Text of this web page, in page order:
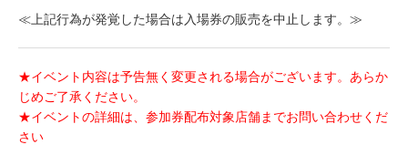
≪上記行為が発覚した場合は入場券の販売を中止します。≫
★イベント内容は予告無く変更される場合がございます。あらか
じめご了承ください。
★イベントの詳細は、参加券配布対象店舗までお問い合わせくだ
さい